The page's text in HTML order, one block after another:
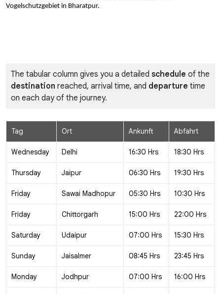
Vogelschutzgebiet in Bharatpur.
The tabular column gives you a detailed schedule of the
destination reached, arrival time, and departure time
on each day of the journey.
Tag Ort Ankunft Abfahrt
Wednesday Delhi 16:30 Hrs 18:30 Hrs
Thursday Jaipur 06:30 Hrs 19:30 Hrs
Friday Sawai Madhopur 05:30 Hrs 10:30 Hrs
Friday Chittorgarh 15:00 Hrs 22:00 Hrs
Saturday Udaipur 07:00 Hrs 15:30 Hrs
Sunday Jaisalmer 08:45 Hrs 23:45 Hrs
Monday Jodhpur 07:00 Hrs 16:00 Hrs